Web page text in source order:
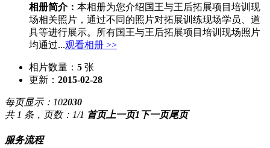
相册简介： 本相册为您介绍国王与王后拓展项目培训现
场相关照片，通过不同的照片对拓展训练现场学员、道
具等进行展示。所有国王与王后拓展项目培训现场照片
均通过...观看相册 >>
相片数量： 5 张
更新： 2015-02-28
每页显示： 102030
共 1 条，页数：1/1 首页上一页1 下一页尾页
服务流程